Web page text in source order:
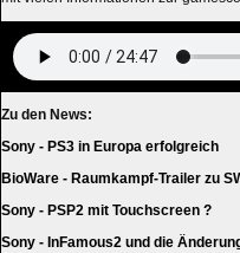
Zu den News:
Sony - PS3 in Europa erfolgreich
BioWare - Raumkampf-Trailer zu
Sony - PSP2 mit Touchscreen ?
Sony - InFamous2 und die